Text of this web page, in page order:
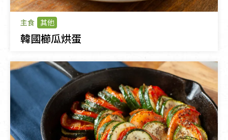
主食 其他
韓國櫛瓜烘蛋